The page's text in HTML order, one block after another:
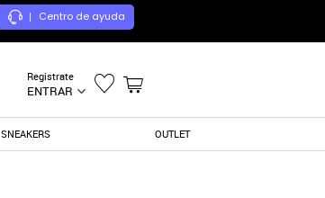
| Centro de ayuda
Registrate
ENTRAR
SNEAKERS OUTLET